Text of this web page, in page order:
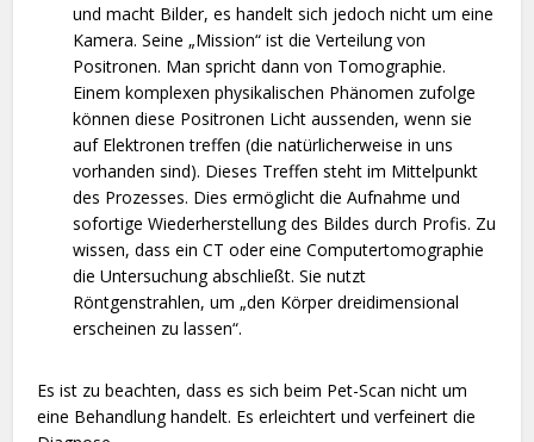
und macht Bilder, es handelt sich jedoch nicht um eine
Kamera. Seine „Mission“ ist die Verteilung von
Positronen. Man spricht dann von Tomographie.
Einem komplexen physikalischen Phänomen zufolge
können diese Positronen Licht aussenden, wenn sie
auf Elektronen treffen (die natürlicherweise in uns
vorhanden sind). Dieses Treffen steht im Mittelpunkt
des Prozesses. Dies ermöglicht die Aufnahme und
sofortige Wiederherstellung des Bildes durch Profis. Zu
wissen, dass ein CT oder eine Computertomographie
die Untersuchung abschließt. Sie nutzt
Röntgenstrahlen, um „den Körper dreidimensional
erscheinen zu lassen“.
Es ist zu beachten, dass es sich beim Pet-Scan nicht um
eine Behandlung handelt. Es erleichtert und verfeinert die